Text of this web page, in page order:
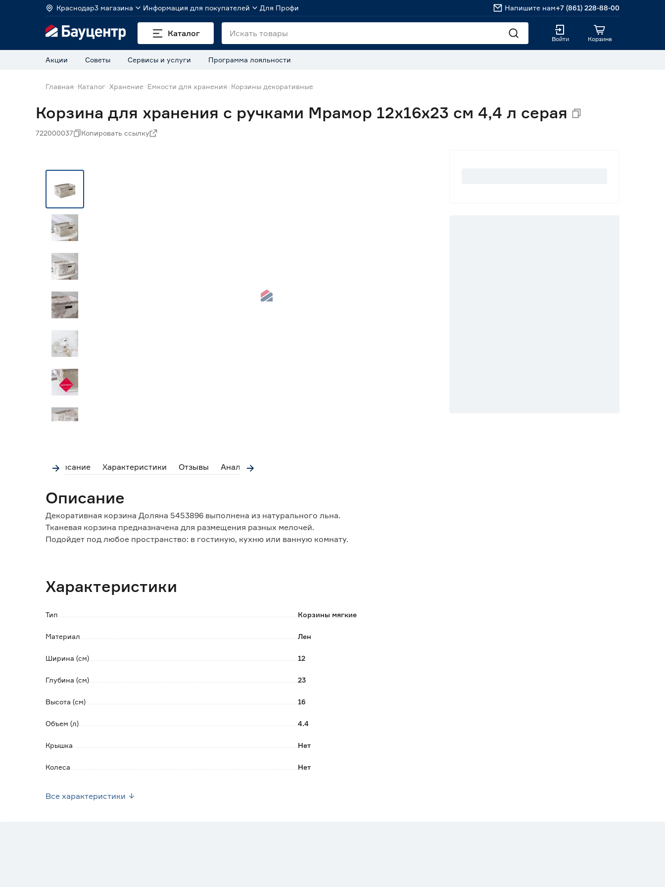
Краснодар3 магазина Информация для покупателей Для Профи Напишите нам+7 (861) 228-88-00
Каталог
Войти Корзина
Акции Советы Сервисы и услуги Программа лояльности
Главная Каталог Хранение Емкости для хранения Корзины декоративные
Корзина для хранения с ручками Мрамор 12x16x23 см 4,4 л серая
722000037 Копировать ссылку
Описание Характеристики Отзывы Аналоги
Описание
Декоративная корзина Доляна 5453896 выполнена из натурального льна.
Тканевая корзина предназначена для размещения разных мелочей.
Подойдет под любое пространство: в гостиную, кухню или ванную комнату.
- прочная и легкая;
- хорошо держит форму, легко складывается.
Обратите внимание:
Характеристики
Тип Корзины мягкие
Материал Лен
Ширина (см) 12
Глубина (см) 23
Высота (см) 16
Объем (л) 4.4
Крышка Нет
Колеса Нет
Все характеристики